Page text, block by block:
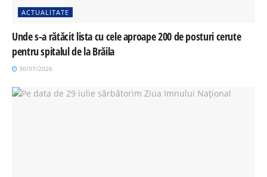
ACTUALITATE
Unde s-a rătăcit lista cu cele aproape 200 de posturi cerute
pentru spitalul de la Brăila
30/07/2026